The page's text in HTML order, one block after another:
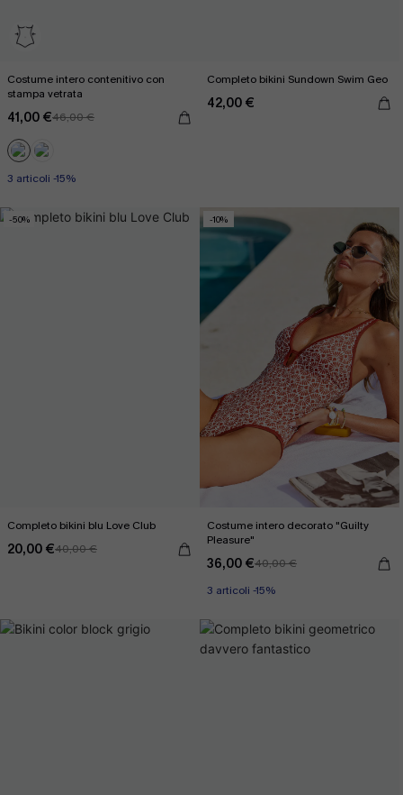
Costume intero contenitivo con
stampa vetrata
41,00 €46,00 €
3 articoli -15%
Completo bikini Sundown Swim Geo
42,00 €
-50%
Completo bikini blu Love Club
20,00 €40,00 €
-10%
Costume intero decorato "Guilty
Pleasure"
36,00 €40,00 €
3 articoli -15%